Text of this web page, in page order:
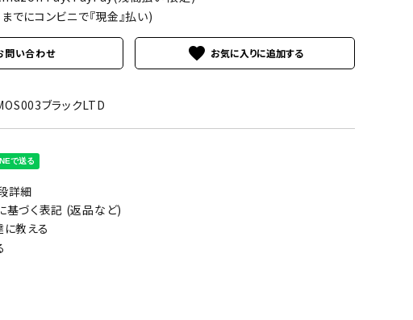
でにコンビニで『現金』払い)
問い合わせ favorite
ブラックLTD
詳細
基づく表記 (返品など)
教える